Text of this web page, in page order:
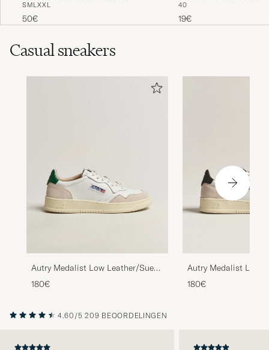
Navy/White
SMLXXL
50€
40
19€
Casual sneakers
Autry Medalist Low Leather/Suede
Sneaker White/Amazon
180€
Autry Medalist Low
Sneaker White/Black
180€
4.60/5 209 BEOORDELINGEN